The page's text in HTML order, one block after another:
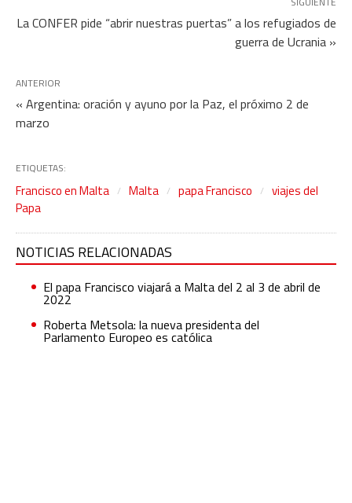
La CONFER pide “abrir nuestras puertas” a los refugiados de
guerra de Ucrania »
ANTERIOR
« Argentina: oración y ayuno por la Paz, el próximo 2 de
marzo
ETIQUETAS:
Francisco en Malta Malta papa Francisco
viajes del
Papa
NOTICIAS RELACIONADAS
El papa Francisco viajará a Malta del 2 al 3 de abril de
2022
Roberta Metsola: la nueva presidenta del
Parlamento Europeo es católica